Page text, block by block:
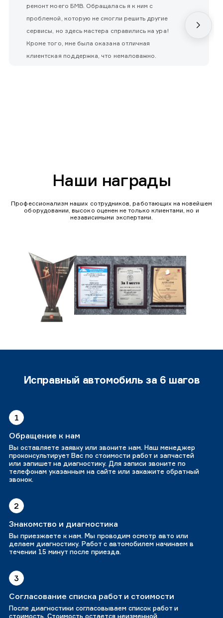
ремонт моего БМВ. Обращалась я к ним с
проблемой, которую не смогли решить другие
сервисы, но здесь мастера справились на ура!
Кроме того, мне была оказана отличная
клиентская поддержка, что немаловажно.
Наши награды
Профессионализм наших сотрудников, работающих на новейшем
оборудовании, высоко оценен не только клиентами, но и
независимыми экспертами.
Исправный автомобиль за 6 шагов
1
Обращение к нам
Вы оставляете заявку или звоните нам. Наш менеджер
проконсультирует Вас по стоимости работ и запчастей
или запишет на диагностику. Для записи звоните по
телефонам указанным на сайте или закажите обратный
звонок.
2
Знакомство и диагностика
Вы приезжаете к нам. Мы проводим осмотр авто или
делаем диагностику. Работ с автомобилем начинаем в
течении 15 минут после приезда.
3
Согласование списка работ и стоимости
После диагностики согласовываем список работ и
стоимость. Стоимость остается неизменной.